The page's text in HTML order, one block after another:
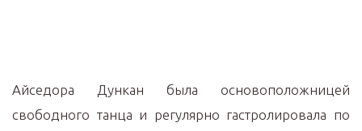
Айседора Дункан была основоположницей
свободного танца и регулярно гастролировала по